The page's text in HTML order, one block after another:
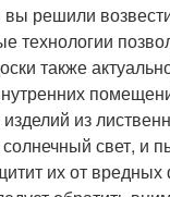
вы решили
технологии
также
изделий из
солнечный свет, и
их от